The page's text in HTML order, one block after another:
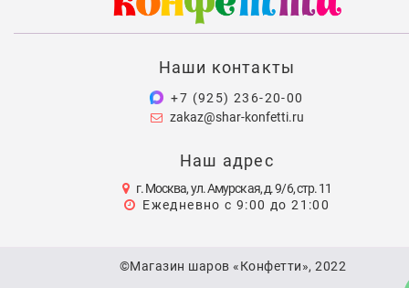
Наши контакты
+7 (925) 236-20-00
zakaz@shar-konfetti.ru
Наш адрес
г. Москва, ул. Амурская, д. 9/6, стр. 11
Ежедневно с 9:00 до 21:00
©Магазин шаров «Конфетти», 2022